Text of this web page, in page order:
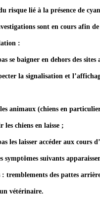
risque lié à la présence de
sont en cours afin
:
se baigner en dehors des
la signalisation et
animaux (chiens en
les chiens en laisse ;
les laisser accéder aux cours
symptômes suivants
: tremblements des pattes
vétérinaire.